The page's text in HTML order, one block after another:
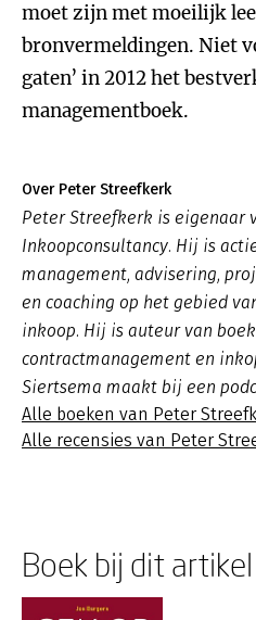
moet zijn met moeilijk
bronvermeldingen. Niet
gaten’ in 2012 het
managementboek.
Over Peter Streefkerk
Peter Streefkerk is eigenaar
Inkoopconsultancy. Hij is
management, advisering,
en coaching op het gebied
inkoop. Hij is auteur van
contractmanagement en
Siertsema maakt bij een
Alle boeken van Peter
Alle recensies van Peter
Boek bij dit artikel